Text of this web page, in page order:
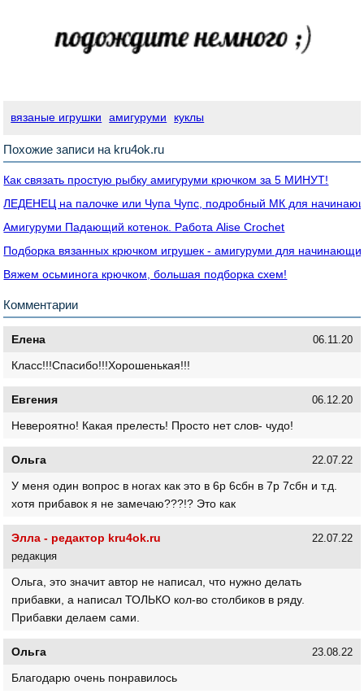
вязаные игрушки амигуруми куклы
Похожие записи на kru4ok.ru
Как связать простую рыбку амигуруми крючком за 5 МИНУТ!
ЛЕДЕНЕЦ на палочке или Чупа Чупс, подробный МК для
Амигуруми Падающий котенок. Работа Alise Crochet
Подборка вязанных крючком игрушек - амигуруми для
Вяжем осьминога крючком, большая подборка схем!
Комментарии
Елена 06.11.20
Класс!!!Спасибо!!!Хорошенькая!!!
Евгения 06.12.20
Невероятно! Какая прелесть! Просто нет слов- чудо!
Ольга 22.07.22
У меня один вопрос в ногах как это в 6р 6сбн в 7р 7сбн и т.д.
хотя прибавок я не замечаю???!? Это как
Элла - редактор kru4ok.ru
редакция
22.07.22
Ольга, это значит автор не написал, что нужно делать
прибавки, а написал ТОЛЬКО кол-во столбиков в ряду.
Прибавки делаем сами.
Ольга 23.08.22
Благодарю очень понравилось